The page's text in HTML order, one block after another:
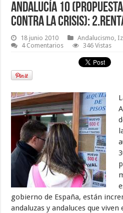
Andalucía 10
contra la crisis):
18 junio 2010 Andalucismo
4 Comentarios
346 Vistas
gobierno de España, están
andaluzas y andaluces que